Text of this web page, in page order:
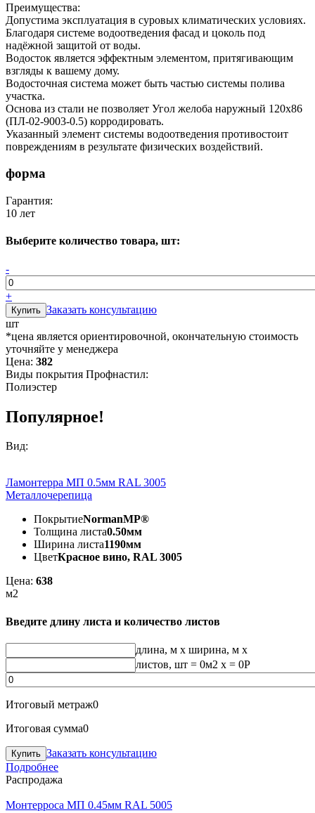
Преимущества:
Допустима эксплуатация в суровых климатических условиях.
Благодаря системе водоотведения фасад и цоколь под
надёжной защитой от воды.
Водосток является эффектным элементом, притягивающим
взгляды к вашему дому.
Водосточная система может быть частью системы полива
участка.
Основа из стали не позволяет Угол желоба наружный 120х86
(ПЛ-02-9003-0.5) корродировать.
Указанный элемент системы водоотведения противостоит
повреждениям в результате физических воздействий.
форма
Гарантия:
10 лет
Выберите количество товара, шт:
-
+
Заказать консультацию
шт
*цена является ориентировочной, окончательную стоимость
уточняйте у менеджера
Цена: 382
Виды покрытия Профнастил:
Полиэстер
Популярное!
Вид:
Ламонтерра МП 0.5мм RAL 3005
Металлочерепица
ПокрытиеNormanMP®
Толщина листа0.50мм
Ширина листа1190мм
ЦветКрасное вино, RAL 3005
Цена: 638
м2
Введите длину листа и количество листов
длина, м x ширина, м x
листов, шт = 0м2 x = 0Р
Итоговый метраж0
Итоговая сумма0
Заказать консультацию
Подробнее
Распродажа
Монтерроса МП 0.45мм RAL 5005